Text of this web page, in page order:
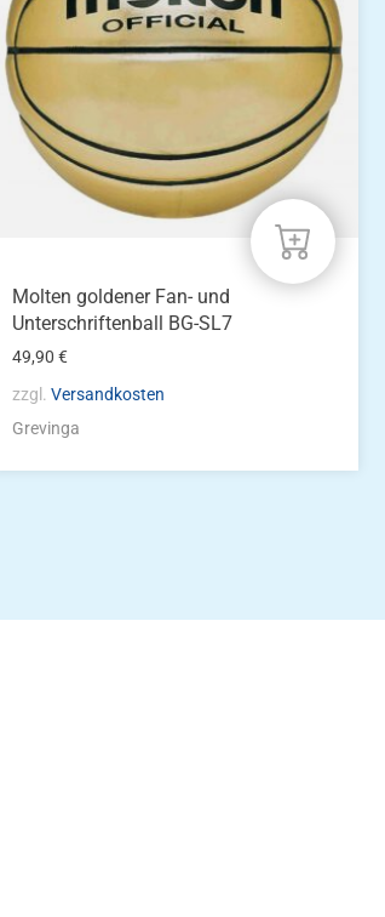
Molten goldener Fan- und
Unterschriftenball BG-SL7
49,90€
zzgl.Versandkosten
Grevinga